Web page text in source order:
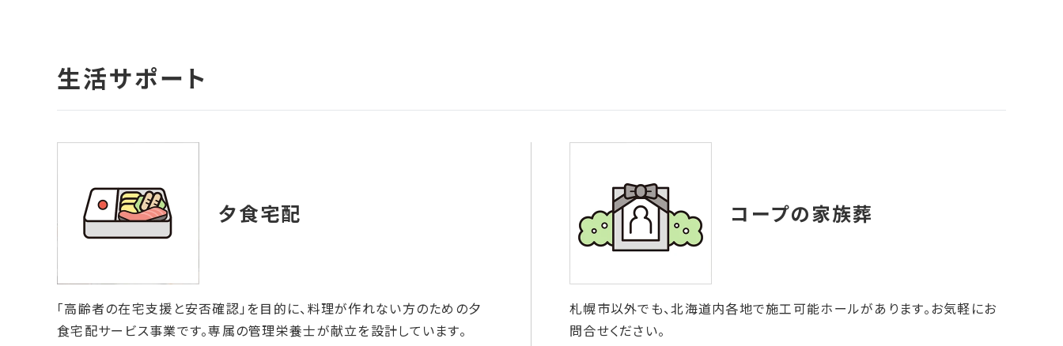
「高齢者の在宅支援と安否確認」を目的に、料理が作れない方のための夕
食宅配サービス事業です。専属の管理栄養士が献立を設計しています。
札幌市以外でも、北海道内各地で施工可能ホールがあります。お気軽にお
問合せください。